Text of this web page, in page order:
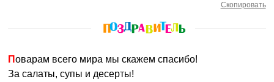
Скопировать
Поварам всего мира мы скажем спасибо!
За салаты, супы и десерты!